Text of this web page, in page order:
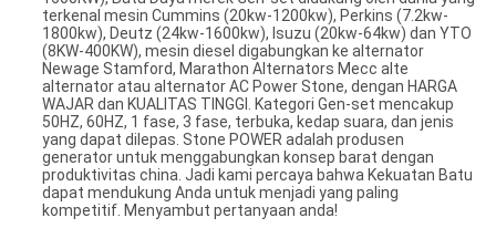
terkenal mesin Cummins (20kw-1200kw), Perkins (7.2kw-
1800kw), Deutz (24kw-1600kw), Isuzu (20kw-64kw) dan YTO
(8KW-400KW), mesin diesel digabungkan ke alternator
Newage Stamford, Marathon Alternators Mecc alte
alternator atau alternator AC Power Stone, dengan HARGA
WAJAR dan KUALITAS TINGGI. Kategori Gen-set mencakup
50HZ, 60HZ, 1 fase, 3 fase, terbuka, kedap suara, dan jenis
yang dapat dilepas. Stone POWER adalah produsen
generator untuk menggabungkan konsep barat dengan
produktivitas china. Jadi kami percaya bahwa Kekuatan Batu
dapat mendukung Anda untuk menjadi yang paling
kompetitif. Menyambut pertanyaan anda!